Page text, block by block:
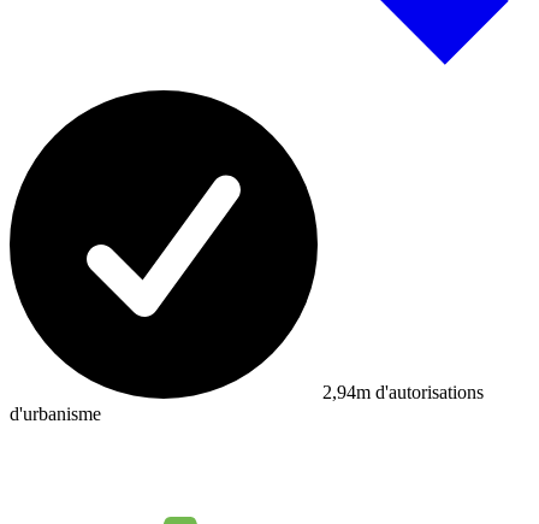
2,94m d'autorisations
d'urbanisme